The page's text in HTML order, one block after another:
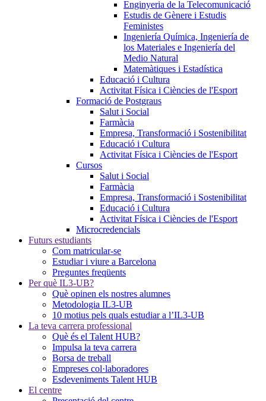
Enginyeria de la Telecomunicació
Estudis de Gènere i Estudis
Feministes
Ingeniería Química, Ingeniería de
los Materiales e Ingeniería del
Medio Natural
Matemàtiques i Estadística
Educació i Cultura
Activitat Física i Ciències de l'Esport
Formació de Postgraus
Salut i Social
Farmàcia
Empresa, Transformació i Sostenibilitat
Educació i Cultura
Activitat Física i Ciències de l'Esport
Cursos
Salut i Social
Farmàcia
Empresa, Transformació i Sostenibilitat
Educació i Cultura
Activitat Física i Ciències de l'Esport
Microcredencials
Futurs estudiants
Com matricular-se
Estudiar i viure a Barcelona
Preguntes freqüents
Per què IL3-UB?
Què opinen els nostres alumnes
Metodologia IL3-UB
10 motius pels quals estudiar a l’IL3-UB
La teva carrera professional
Què és el Talent HUB?
Impulsa la teva carrera
Borsa de treball
Empreses col·laboradores
Esdeveniments Talent HUB
El centre